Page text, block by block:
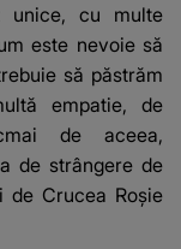
unice, cu multe
este nevoie să
să păstrăm
empatie, de
de aceea,
de strângere de
de Crucea Roșie